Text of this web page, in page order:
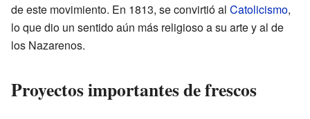
de este movimiento. En 1813, se convirtió al Catolicismo,
lo que dio un sentido aún más religioso a su arte y al de
los Nazarenos.
Proyectos importantes de frescos